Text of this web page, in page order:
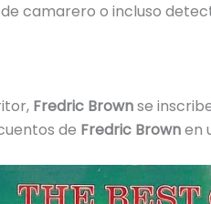
camarero o incluso
Fredric Brownse
de Fredric Brownen